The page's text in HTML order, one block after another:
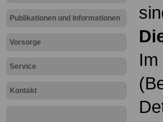
Publikationen und Informationen
Vorsorge
Service
Kontakt